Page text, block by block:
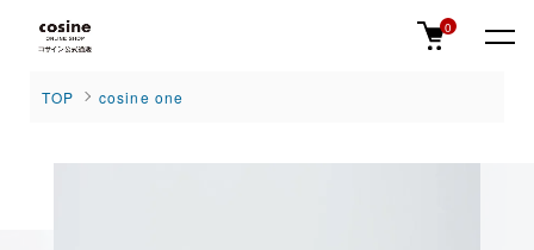
0
TOP cosine one